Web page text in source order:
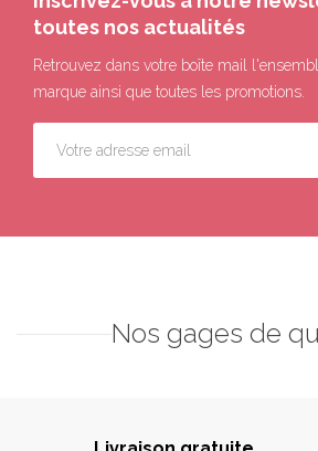
toutes nos actualités
Retrouvez dans votre boîte mail
marque ainsi que toutes les promotions.
Nos gages de